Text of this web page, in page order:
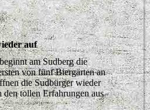
auf
am Sudberg die
von fünf Biergärten an
die Sudbürger wieder
den tollen Erfahrungen aus